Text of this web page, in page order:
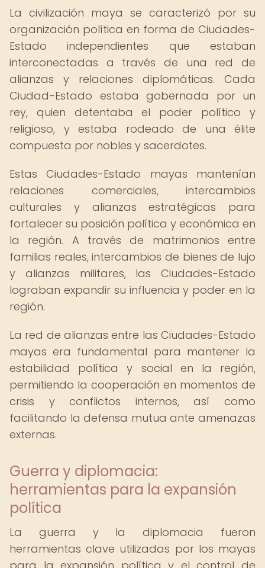
La civilización maya se caracterizó por su
organización política en forma de Ciudades-
Estado independientes que estaban
interconectadas a través de una red de
alianzas y relaciones diplomáticas. Cada
Ciudad-Estado estaba gobernada por un
rey, quien detentaba el poder político y
religioso, y estaba rodeado de una élite
compuesta por nobles y sacerdotes.
Estas Ciudades-Estado mayas mantenían
relaciones comerciales, intercambios
culturales y alianzas estratégicas para
fortalecer su posición política y económica en
la región. A través de matrimonios entre
familias reales, intercambios de bienes de lujo
y alianzas militares, las Ciudades-Estado
lograban expandir su influencia y poder en la
región.
La red de alianzas entre las Ciudades-Estado
mayas era fundamental para mantener la
estabilidad política y social en la región,
permitiendo la cooperación en momentos de
crisis y conflictos internos, así como
facilitando la defensa mutua ante amenazas
externas.
Guerra y diplomacia:
herramientas para la expansión
política
La guerra y la diplomacia fueron
herramientas clave utilizadas por los mayas